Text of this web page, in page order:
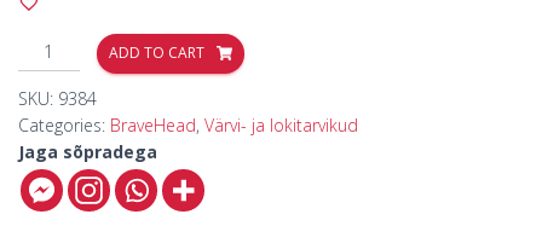
ADD TO CART
SKU: 9384
Categories: BraveHead, Värvi- ja lokitarvikud
Jaga sõpradega